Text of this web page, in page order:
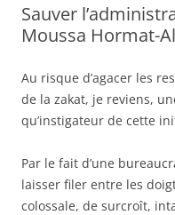
Sauver
Moussa Hormat-
Au risque d’agacer les
de la zakat, je reviens,
qu’instigateur de cette
Par le fait d’une
laisser filer entre les
colossale, de surcroît,